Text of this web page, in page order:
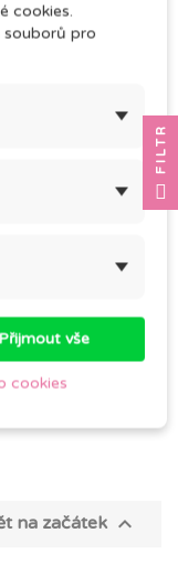
104,00 Kč
55,00 Kč
na začátek 
cookies.
souborů pro
Přijmout vše
cookies
FILTR